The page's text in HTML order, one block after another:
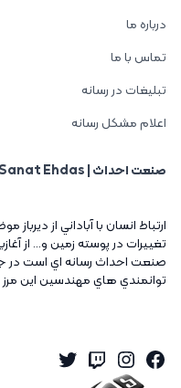
درباره ما
تماس با ما
تبلیغات در رسانه
اعلام مشکل رسانه
صنعت احداث | Sanat Ehdas
ارتباط انسان با آباداني از
تغييرات در پوسته زمين و... از
صنعت احداث رسانه اي است در
توانمندي هاي مهندسين اين مرز
Facebook
Instagram
Twitch
Twitter